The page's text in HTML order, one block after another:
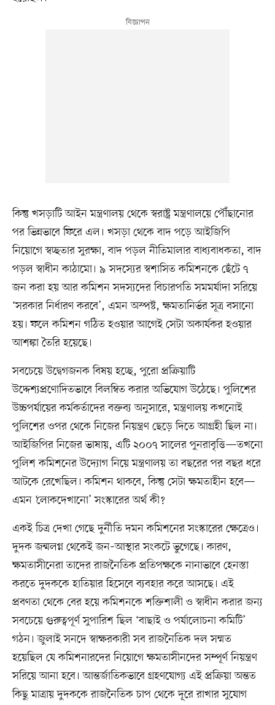
কিন্তু খসড়াটি আইন মন্ত্রণালয় থেকে স্বরাষ্ট্র মন্ত্রণালয়ে পৌঁছানোর
পর ভিন্নভাবে ফিরে এল। খসড়া থেকে বাদ পড়ে আইজিপি
নিয়োগে স্বচ্ছতার সুরক্ষা, বাদ পড়ল নীতিমালার বাধ্যবাধকতা, বাদ
পড়ল স্বাধীন কাঠামো। ৯ সদস্যের স্বশাসিত কমিশনকে ছেঁটে ৭
জন করা হয় আর কমিশন সদস্যদের বিচারপতি সমমর্যাদা সরিয়ে
‘সরকার নির্ধারণ করবে’, এমন অস্পষ্ট, ক্ষমতানির্ভর সূত্র বসানো
হয়। ফলে কমিশন গঠিত হওয়ার আগেই সেটা অকার্যকর হওয়ার
আশঙ্কা তৈরি হয়েছে।
সবচেয়ে উদ্বেগজনক বিষয় হচ্ছে, পুরো প্রক্রিয়াটি
উদ্দেশ্যপ্রণোদিতভাবে বিলম্বিত করার অভিযোগ উঠেছে। পুলিশের
উচ্চপর্যায়ের কর্মকর্তাদের বক্তব্য অনুসারে, মন্ত্রণালয় কখনোই
পুলিশের ওপর থেকে নিজের নিয়ন্ত্রণ ছেড়ে দিতে আগ্রহী ছিল না।
আইজিপির নিজের ভাষায়, এটি ২০০৭ সালের পুনরাবৃত্তি—তখনো
পুলিশ কমিশনের উদ্যোগ নিয়ে মন্ত্রণালয় তা বছরের পর বছর ধরে
আটকে রেখেছিল। কমিশন থাকবে, কিন্তু সেটা ক্ষমতাহীন হবে—
এমন ‘লোকদেখানো’ সংস্কারের অর্থ কী?
একই চিত্র দেখা গেছে দুর্নীতি দমন কমিশনের সংস্কারের ক্ষেত্রেও।
দুদক জন্মলগ্ন থেকেই জন–আস্থার সংকটে ভুগেছে। কারণ,
ক্ষমতাসীনেরা তাদের রাজনৈতিক প্রতিপক্ষকে নানাভাবে হেনস্তা
করতে দুদককে হাতিয়ার হিসেবে ব্যবহার করে আসছে। এই
প্রবণতা থেকে বের হয়ে কমিশনকে শক্তিশালী ও স্বাধীন করার জন্য
সবচেয়ে গুরুত্বপূর্ণ সুপারিশ ছিল ‘বাছাই ও পর্যালোচনা কমিটি’
গঠন। জুলাই সনদে স্বাক্ষরকারী সব রাজনৈতিক দল সম্মত
হয়েছিল যে কমিশনারদের নিয়োগে ক্ষমতাসীনদের সম্পূর্ণ নিয়ন্ত্রণ
সরিয়ে আনা হবে। আন্তর্জাতিকভাবে গ্রহণযোগ্য এই প্রক্রিয়া অন্তত
কিছু মাত্রায় দুদককে রাজনৈতিক চাপ থেকে দূরে রাখার সুযোগ